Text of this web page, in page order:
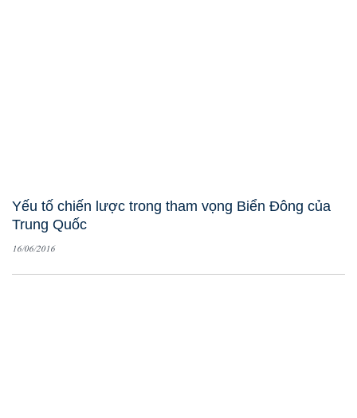
Yếu tố chiến lược trong tham vọng Biển Đông của
Trung Quốc
16/06/2016